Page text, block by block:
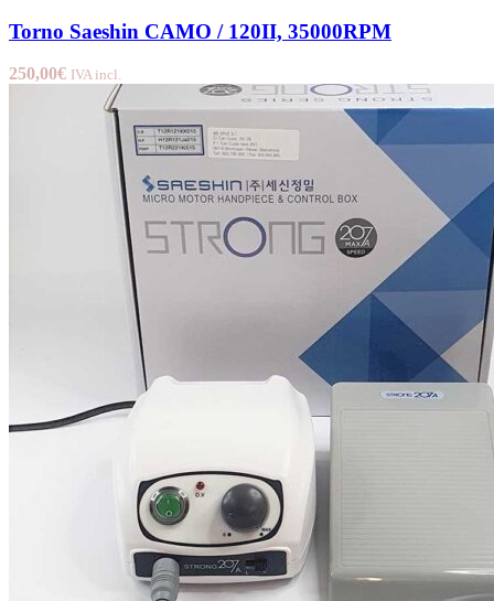
Torno Saeshin CAMO / 120II, 35000RPM
250,00€ IVA incl.